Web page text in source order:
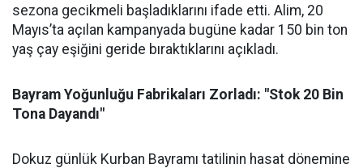
sezona gecikmeli başladıklarını ifade etti. Alim, 20
Mayıs’ta açılan kampanyada bugüne kadar 150 bin ton
yaş çay eşiğini geride bıraktıklarını açıkladı.
Bayram Yoğunluğu Fabrikaları Zorladı: "Stok 20 Bin
Tona Dayandı"
Dokuz günlük Kurban Bayramı tatilinin hasat dönemine